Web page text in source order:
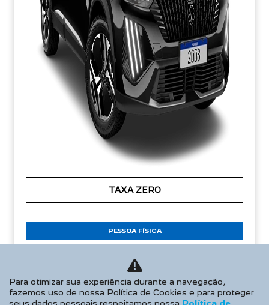
TAXA ZERO
PESSOA FÍSICA
Para otimizar sua experiência durante a navegação,
fazemos uso de nossa Política de Cookies e para proteger